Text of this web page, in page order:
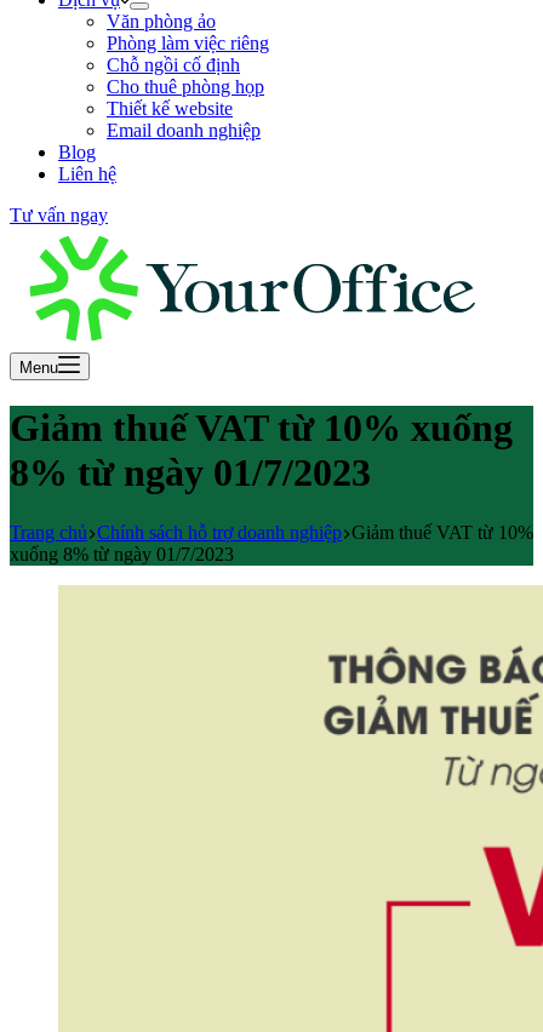
Văn phòng ảo
Phòng làm việc riêng
Chỗ ngồi cố định
Cho thuê phòng họp
Thiết kế website
Email doanh nghiệp
Blog
Liên hệ
Tư vấn ngay
Menu
Giảm thuế VAT từ 10% xuống
8% từ ngày 01/7/2023
Trang chủ Chính sách hỗ trợ doanh nghiệp Giảm thuế VAT từ 10%
xuống 8% từ ngày 01/7/2023